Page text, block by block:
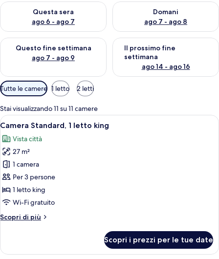
Questa sera
ago 6 - ago 7
Verifica la disponibilità per questa sera, ago 6 - ago 7
Domani
ago 7 - ago 8
Verifica la disponibilità per
Questo fine settimana
ago 7 - ago 9
Verifica la disponibilità per questo fine settimana, ago 7 - ago
Il prossimo fine
settimana
ago 14 - ago 16
Verifica la disponibilità per il
Filtri
disponibili
per
le
camere
Tutte le camere 1 letto 2 letti
Stai visualizzando 11 su 11 camere
Apri
tutte
le
foto
per
Camera
Standard,
1
king
Una camera d'hotel moderna con un
7
Camera Standard, 1 letto king
Vista città
27 m²
1 camera
Per 3 persone
1 letto king
Wi-Fi gratuito
Scopri di più
Altri
Standard,
Scopri i prezzi per le tue date